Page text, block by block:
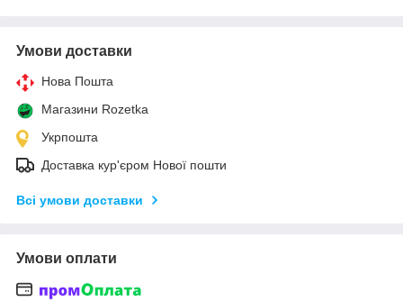
Умови доставки
Нова Пошта
Магазини Rozetka
Укрпошта
Доставка кур'єром Нової пошти
Всі умови доставки
Умови оплати